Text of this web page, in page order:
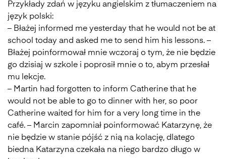
Przykłady zdań w języku angielskim z tłumaczeniem na
język polski:
– Błażej informed me yesterday that he would not be at
school today and asked me to send him his lessons. –
Błażej poinformował mnie wczoraj o tym, że nie będzie
go dzisiaj w szkole i poprosił mnie o to, abym przesłał
mu lekcje.
– Martin had forgotten to inform Catherine that he
would not be able to go to dinner with her, so poor
Catherine waited for him for a very long time in the
café. – Marcin zapomniał poinformować Katarzynę, że
nie będzie w stanie pójść z nią na kolację, dlatego
biedna Katarzyna czekała na niego bardzo długo w